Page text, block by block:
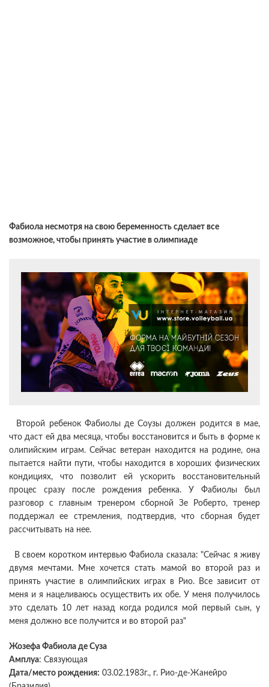
Фабиола несмотря на свою беременность сделает все
возможное, чтобы принять участие в олимпиаде
Второй ребенок Фабиолы де Соузы должен родится в мае,
что даст ей два месяца, чтобы восстановится и быть в форме к
олипийским играм. Сейчас ветеран находится на родине, она
пытается найти пути, чтобы находится в хороших физических
кондициях, что позволит ей ускорить восстановительный
процес сразу после рождения ребенка. У Фабиолы был
разговор с главным тренером сборной Зе Роберто, тренер
поддержал ее стремления, подтвердив, что сборная будет
рассчитывать на нее.
В своем коротком интервью Фабиола сказала: "Сейчас я живу
двумя мечтами. Мне хочется стать мамой во второй раз и
принять участие в олимпийских играх в Рио. Все зависит от
меня и я нацеливаюсь осуществить их обе. У меня получилось
это сделать 10 лет назад когда родился мой первый сын, у
меня должно все получится и во второй раз"
Жозефа Фабиола де Суза
Амплуа: Связующая
Дата/место рождения: 03.02.1983г., г. Рио-де-Жанейро